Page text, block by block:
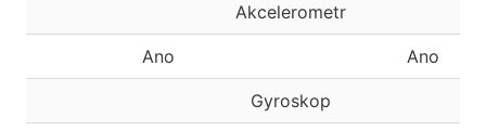
Akcelerometr
Ano Ano
Gyroskop